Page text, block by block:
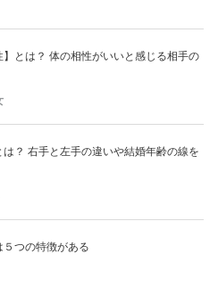
】とは？ 体の相性がいいと感じる相手の
？ 右手と左手の違いや結婚年齢の線を
つの特徴がある